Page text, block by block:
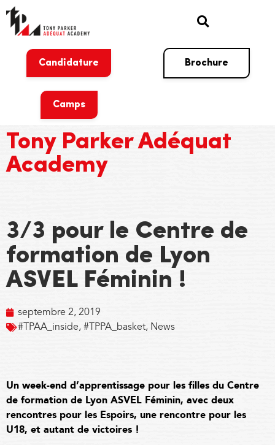
Candidature Brochure
Camps
Tony Parker Adéquat
Academy
3/3 pour le Centre de
formation de Lyon
ASVEL Féminin !
septembre 2, 2019
#TPAA_inside,#TPPA_basket, News
Un week-end d’apprentissage pour les filles du Centre
de formation de Lyon ASVEL Féminin, avec deux
rencontres pour les Espoirs, une rencontre pour les
U18, et autant de victoires !